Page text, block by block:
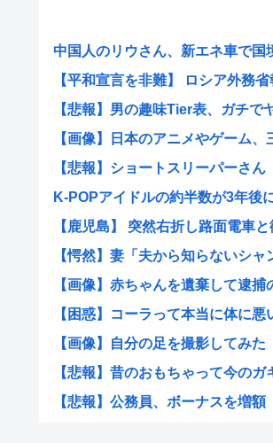
中国人のリウさん、新エネ車で国
【平和宣言を非難】 ロシア外務
【悲報】男の趣味Tier表、ガチで
【画像】日本のアニメやゲーム
【悲報】ショートスリーパーさ
K-POPアイドルの約半数が3年後
【鹿児島】 突然右折し路面電車
【愕然】妻「夫から知らないシ
【画像】赤ちゃんを遺棄して逮
【困惑】コーラって本当に体に悪
【画像】自分の足を撮影してみた
【悲報】昔のおもちゃって今のガ
【悲報】公務員、ボーナスを増額